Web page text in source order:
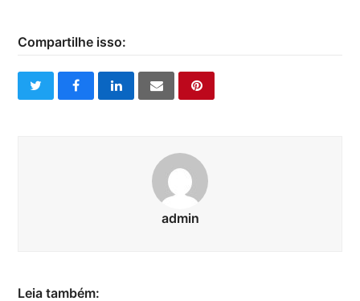
Compartilhe isso:
twitterfacebooklinkedinemail pinterest
admin
Leia também: